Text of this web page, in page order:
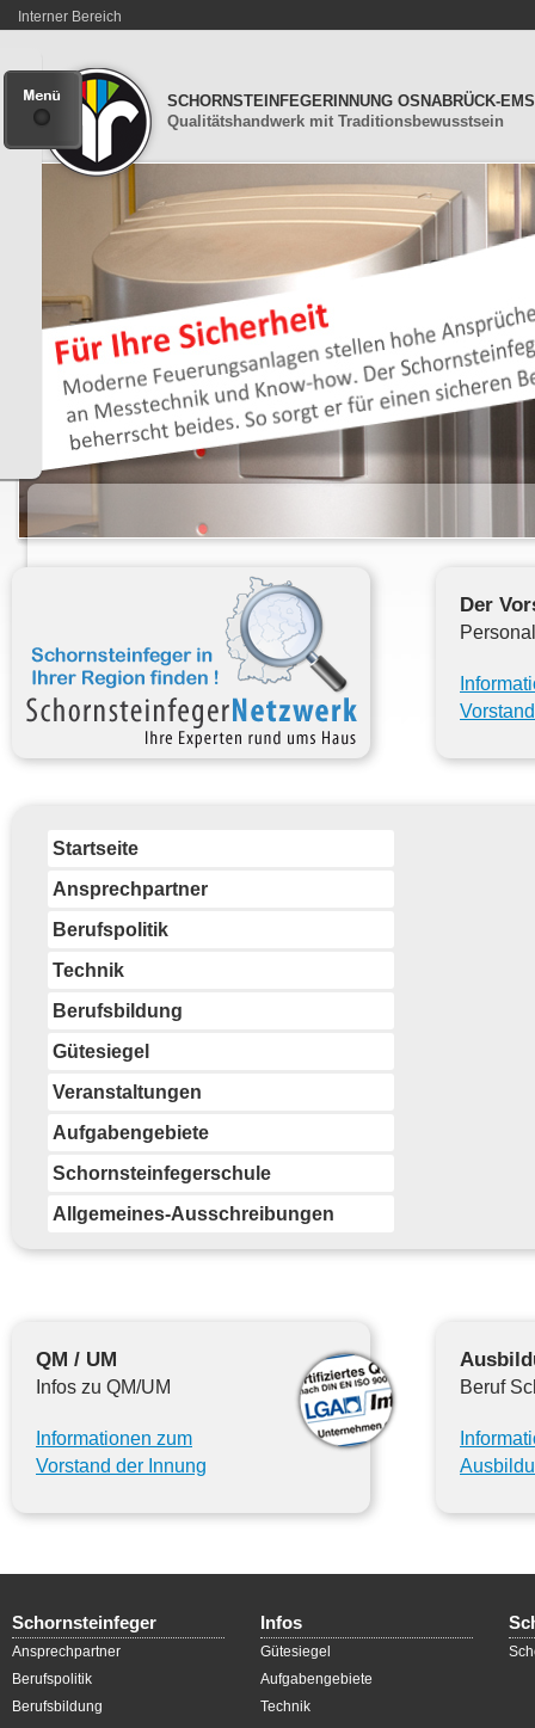
Interner Bereich
SCHORNSTEINFEGERINNUNG OSNABRÜCK-
Qualitätshandwerk mit Traditionsbewusstsein
Der
Startseite
Ansprechpartner
Berufspolitik
Technik
Berufsbildung
Gütesiegel
Veranstaltungen
Aufgabengebiete
Schornsteinfegerschule
Allgemeines-Ausschreibungen
QM / UM
Infos zu QM/UM
Informationen zum
Vorstand der Innung
Beruf
Schornsteinfeger
Ansprechpartner
Berufspolitik
Berufsbildung
Infos
Gütesiegel
Aufgabengebiete
Technik